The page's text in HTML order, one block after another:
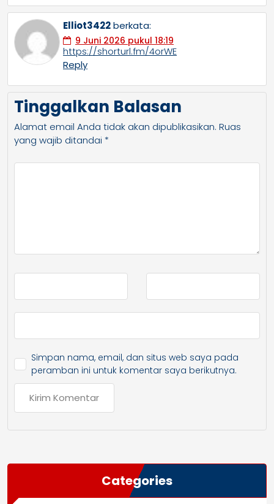
Elliot3422berkata:
9 Juni 2026 pukul 18:19
https://shorturl.fm/4orWE
Reply
Tinggalkan Balasan
Alamat email Anda tidak akan dipublikasikan. Ruas
yang wajib ditandai *
Simpan nama, email, dan situs web saya pada
peramban ini untuk komentar saya berikutnya.
Categories